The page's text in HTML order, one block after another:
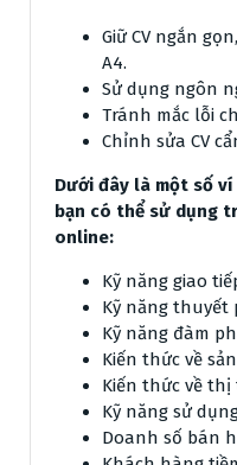
Giữ CV ngắn
A4.
Sử dụng ngôn
Tránh mắc lỗi
Chỉnh sửa CV
Dưới đây là một số
bạn có thể sử dụng
online:
Kỹ năng giao
Kỹ năng thuyết
Kỹ năng đàm
Kiến thức về
Kiến thức về
Kỹ năng sử
Doanh số bán